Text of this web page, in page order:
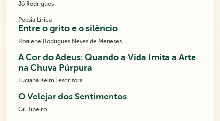
Jô Rodrigues
Poesia Lírica
Entre o grito e o silêncio
Rosilene Rodrigues Neves de Meneses
A Cor do Adeus: Quando a Vida Imita a Arte
na Chuva Púrpura
Luciana Kelm | escritora
O Velejar dos Sentimentos
Gil Ribeiro